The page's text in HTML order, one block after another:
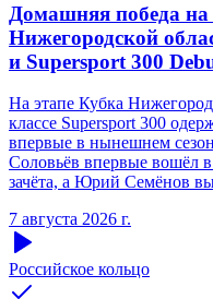
Домашняя победа
Нижегородской
и Supersport 300
На этапе Кубка
классе Supersport 300
впервые в нынешнем
Соловьёв впервые вошёл
зачёта, а Юрий Семёнов
7 августа 2026 г.
Российское кольцо